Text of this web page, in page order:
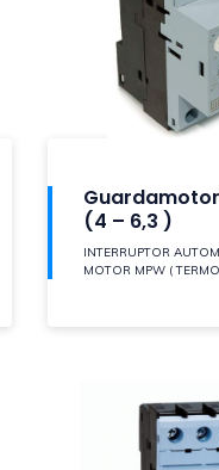
Guardamotor
(4 – 6,3 )
INTERRUPTOR
MOTOR MPW (